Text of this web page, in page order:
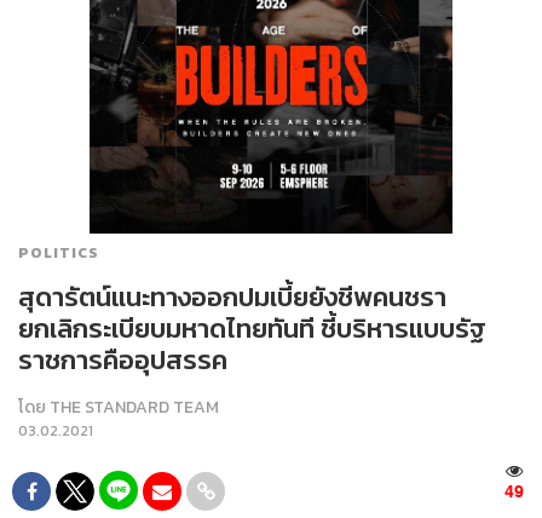
POLITICS
สุดารัตน์แนะทางออกปมเบี้ยยังชีพคนชรา
ยกเลิกระเบียบมหาดไทยทันที ชี้บริหารแบบรัฐ
ราชการคืออุปสรรค
โดย THE STANDARD TEAM
03.02.2021
49